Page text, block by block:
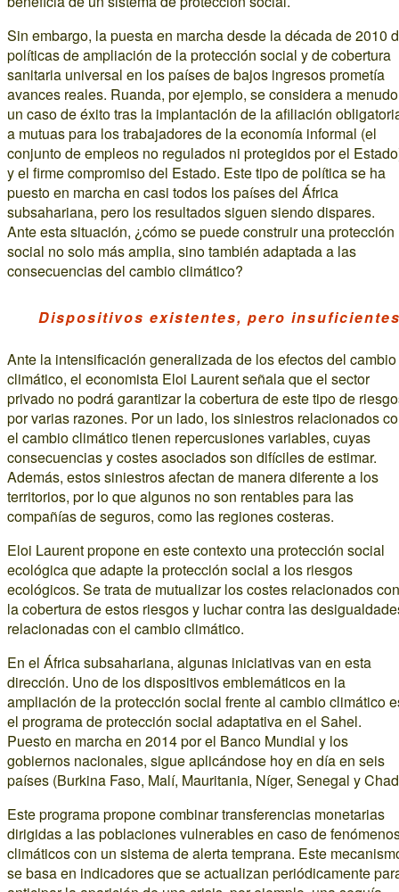
Sin embargo, la puesta en marcha desde la década de 2010
políticas de ampliación de la protección social y de cobertura
sanitaria universal en los países de bajos ingresos prometía
avances reales. Ruanda, por ejemplo, se considera a menudo
un caso de éxito tras la implantación de la afiliación
a mutuas para los trabajadores de la economía informal (el
conjunto de empleos no regulados ni protegidos por el
y el firme compromiso del Estado. Este tipo de política se ha
puesto en marcha en casi todos los países del África
subsahariana, pero los resultados siguen siendo dispares.
Ante esta situación, ¿cómo se puede construir una protección
social no solo más amplia, sino también adaptada a las
consecuencias del cambio climático?
Dispositivos existentes, pero
Ante la intensificación generalizada de los efectos del cambio
climático, el economista Eloi Laurent señala que el sector
privado no podrá garantizar la cobertura de este tipo de
por varias razones. Por un lado, los siniestros relacionados
el cambio climático tienen repercusiones variables, cuyas
consecuencias y costes asociados son difíciles de estimar.
Además, estos siniestros afectan de manera diferente a los
territorios, por lo que algunos no son rentables para las
compañías de seguros, como las regiones costeras.
Eloi Laurent propone en este contexto una protección social
ecológica que adapte la protección social a los riesgos
ecológicos. Se trata de mutualizar los costes relacionados con
la cobertura de estos riesgos y luchar contra las
relacionadas con el cambio climático.
En el África subsahariana, algunas iniciativas van en esta
dirección. Uno de los dispositivos emblemáticos en la
ampliación de la protección social frente al cambio climático
el programa de protección social adaptativa en el Sahel.
Puesto en marcha en 2014 por el Banco Mundial y los
gobiernos nacionales, sigue aplicándose hoy en día en seis
países (Burkina Faso, Malí, Mauritania, Níger, Senegal y
Este programa propone combinar transferencias monetarias
dirigidas a las poblaciones vulnerables en caso de
climáticos con un sistema de alerta temprana. Este
se basa en indicadores que se actualizan periódicamente